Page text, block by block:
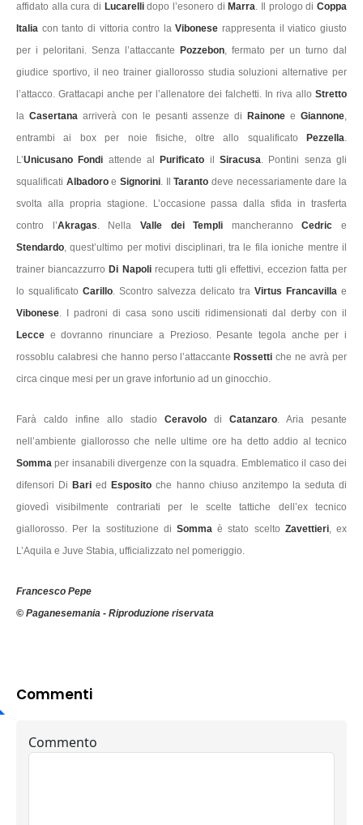
affidato alla cura di Lucarellidopo l’esonero di Marra. Il prologo diCoppa
Italia con tanto di vittoria contro laViboneserappresenta il viatico giusto
per i peloritani. Senza l’attaccante
Pozzebon, fermato per un turno dal
giudice sportivo, il neo trainer giallorosso studia soluzioni alternative per
l’attacco. Grattacapi anche per l’allenatore dei falchetti. In riva allo Stretto
la Casertana arriverà con le pesanti assenze di RainoneeGiannone,
entrambi ai box per noie fisiche, oltre allo squalificato
Pezzella.
L’Unicusano Fondi attende al Purificato ilSiracusa. Pontini senza gli
squalificati AlbadoroeSignorini. IlTarantodeve necessariamente dare la
svolta alla propria stagione. L’occasione passa dalla sfida in trasferta
contro l’Akragas. Nella Valle dei Templi mancherannoCedric e
Stendardo, quest’ultimo per motivi disciplinari, tra le fila ioniche mentre il
trainer biancazzurro Di Napoli recupera tutti gli effettivi, eccezion fatta per
lo squalificato Carillo. Scontro salvezza delicato tra Virtus Francavilla e
Vibonese. I padroni di casa sono usciti ridimensionati dal derby con il
Lecce e dovranno rinunciare a Prezioso. Pesante tegola anche per i
rossoblu calabresi che hanno perso l’attaccante Rossettiche ne avrà per
circa cinque mesi per un grave infortunio ad un ginocchio.
Farà caldo infine allo stadio Ceravolo di Catanzaro. Aria pesante
nell’ambiente giallorosso che nelle ultime ore ha detto addio al tecnico
Sommaper insanabili divergenze con la squadra. Emblematico il caso dei
difensori Di Baried Espositoche hanno chiuso anzitempo la seduta di
giovedì visibilmente contrariati per le scelte tattiche dell’ex tecnico
giallorosso. Per la sostituzione di Sommaè stato scelto Zavettieri, ex
L’Aquila e Juve Stabia, ufficializzato nel pomeriggio.
Francesco Pepe
© Paganesemania - Riproduzione riservata
Commenti